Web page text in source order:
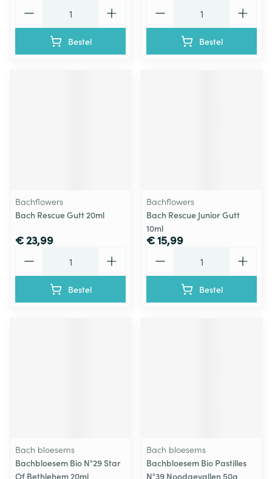
Bestel Bestel
Bachflowers
Bach Rescue Gutt 20ml
€ 23,99
Bestel
Bachflowers
Bach Rescue Junior Gutt
10ml
€ 15,99
Bestel
Bach bloesems
Bachbloesem Bio N°29 Star
Of Bethlehem 20ml
Bach bloesems
Bachbloesem Bio Pastilles
N°39 Noodgevallen 50g